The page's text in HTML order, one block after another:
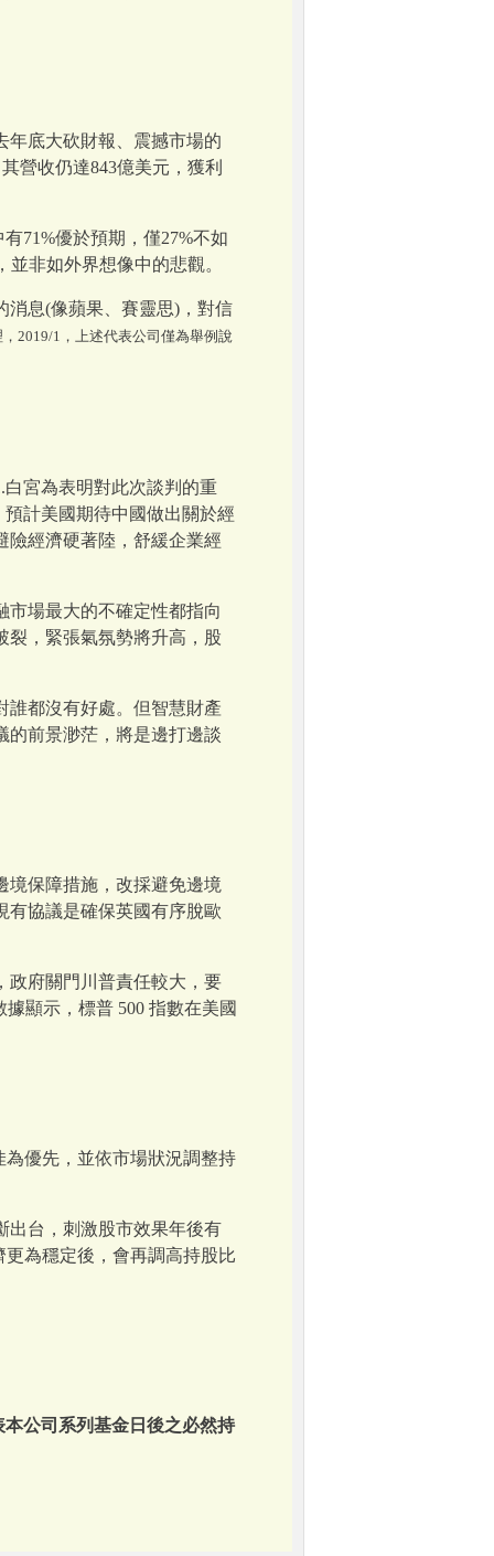
年底大砍財報、震撼市場的
營收仍達843億美元，獲利
71%優於預期，僅27%不如
並非如外界想像中的悲觀。
消息(像蘋果、賽靈思)，對信
2019/1，上述代表公司僅為舉例說
宮為表明對此次談判的重
計美國期待中國做出關於經
險經濟硬著陸，舒緩企業經
市場最大的不確定性都指向
裂，緊張氣氛勢將升高，股
誰都沒有好處。但智慧財產
的前景渺茫，將是邊打邊談
境保障措施，改採避免邊境
有協議是確保英國有序脫歐
政府關門川普責任較大，要
顯示，標普 500 指數在美國
優先，並依市場狀況調整持
出台，刺激股市效果年後有
為穩定後，會再調高持股比
公司系列基金日後之必然持